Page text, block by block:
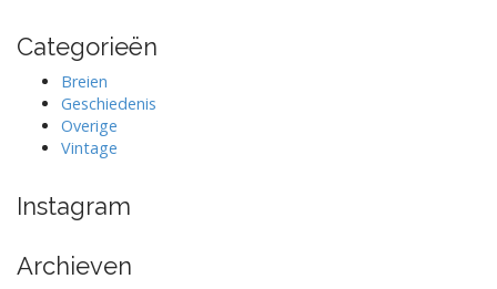
Categorieën
Breien
Geschiedenis
Overige
Vintage
Instagram
Archieven